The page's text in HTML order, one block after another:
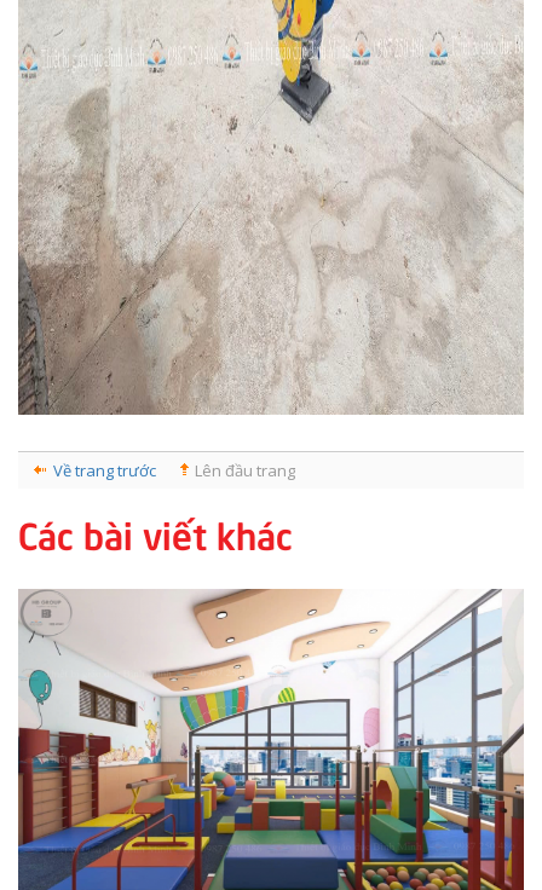
Về trang trước Lên đầu trang
Các bài viết khác